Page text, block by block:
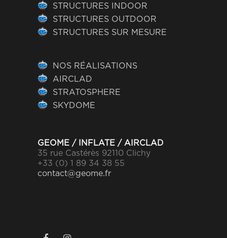
STRUCTURES INDOOR
STRUCTURES OUTDOOR
STRUCTURES SUR MESURE
NOS RÉALISATIONS
AIRCLAD
STRATOSPHERE
SKYDOME
GEOME / INFLATE / AIRCLAD
35 rue Castérès 92110 Clichy
+33 (0) 1 89 34 38 55
contact@geome.fr